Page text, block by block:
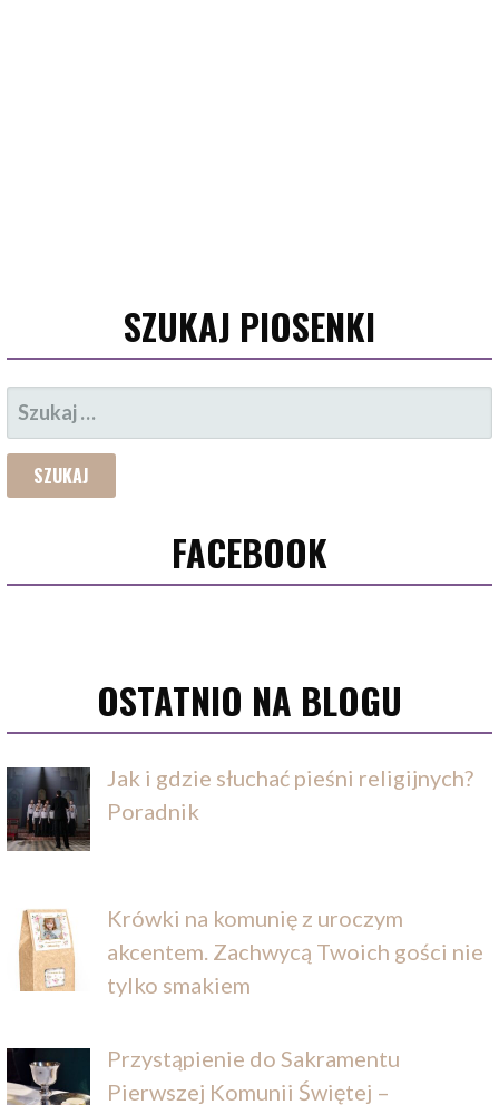
SZUKAJ PIOSENKI
SZUKAJ:
FACEBOOK
OSTATNIO NA BLOGU
Jak i gdzie słuchać pieśni religijnych?
Poradnik
Krówki na komunię z uroczym
akcentem. Zachwycą Twoich gości nie
tylko smakiem
Przystąpienie do Sakramentu
Pierwszej Komunii Świętej –